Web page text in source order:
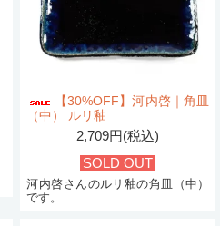
【30%OFF】河内啓｜角皿
（中） ルリ釉
2,709円(税込)
SOLD OUT
河内啓さんのルリ釉の角皿（中）
です。